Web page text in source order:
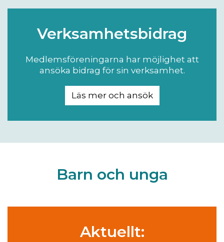
Verksamhetsbidrag
Medlemsföreningarna har möjlighet att
ansöka bidrag för sin verksamhet.
Läs mer och ansök
Barn och unga
Aktuellt: